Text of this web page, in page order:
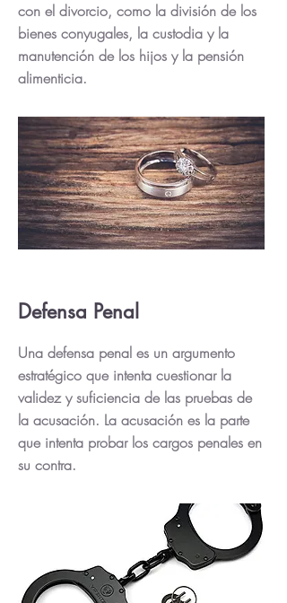
con el divorcio, como la división de los
bienes conyugales, la custodia y la
manutención de los hijos y la pensión
alimenticia.
Defensa Penal
Una defensa penal es un argumento
estratégico que intenta cuestionar la
validez y suficiencia de las pruebas de
la acusación. La acusación es la parte
que intenta probar los cargos penales en
su contra.